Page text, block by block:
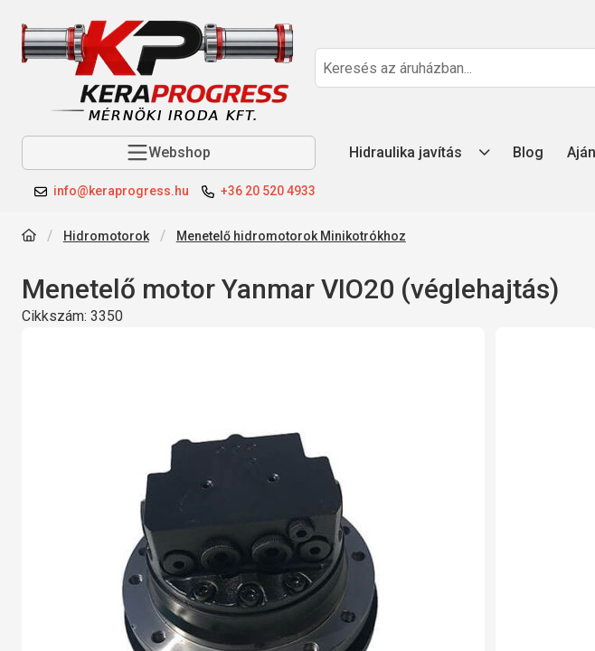
Webshop Hidraulika javítás Blog
info@keraprogress.hu +36 20 520 4933
Hidromotorok Menetelő hidromotorok Minikotrókhoz
Menetelő motor Yanmar VIO20 (véglehajtás)
Cikkszám: 3350